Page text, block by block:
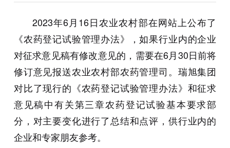
2023年6月16日农业农村部在网站上公布了
《农药登记试验管理办法》，如果行业内的企业
对征求意见稿有修改意见的，需要在6月30日前将
修订意见报送农业农村部农药管理司。瑞旭集团
对比了现行的《农药登记试验管理办法》和征求
意见稿中有关第三章农药登记试验基本要求部
分，对主要变化进行了总结和点评，供行业内的
企业和专家朋友参考。